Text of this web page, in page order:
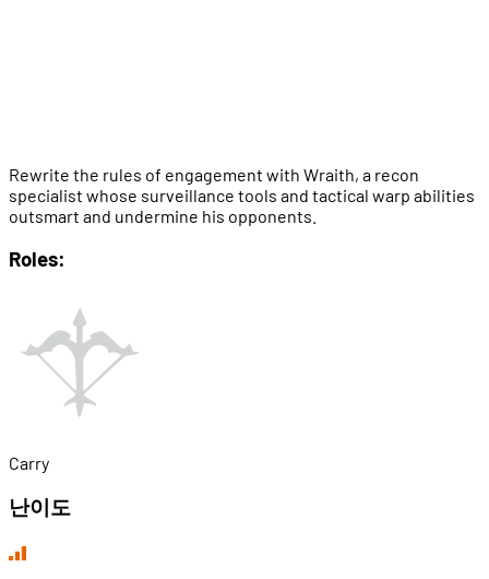
Rewrite the rules of engagement with Wraith, a recon
specialist whose surveillance tools and tactical warp abilities
outsmart and undermine his opponents.
Roles:
Carry
난이도